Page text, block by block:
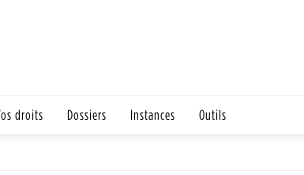
droits Dossiers Instances Outils